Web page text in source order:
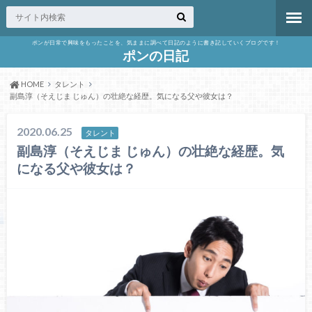
ポンが日常で興味をもったことを、気ままに調べて日記のように書き記していくブログです！
ポンの日記
HOME
タレント
副島淳（そえじま じゅん）の壮絶な経歴。気になる父や彼女は？
2020.06.25 タレント
副島淳（そえじま じゅん）の壮絶な経歴。気
になる父や彼女は？